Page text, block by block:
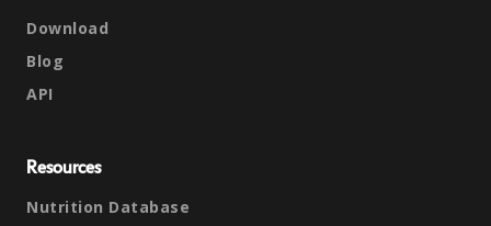
Download
Blog
API
Resources
Nutrition Database